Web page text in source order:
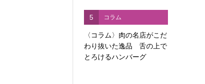
5 コラム
〈コラム〉肉の名店がこだ
わり抜いた逸品 舌の上で
とろけるハンバーグ